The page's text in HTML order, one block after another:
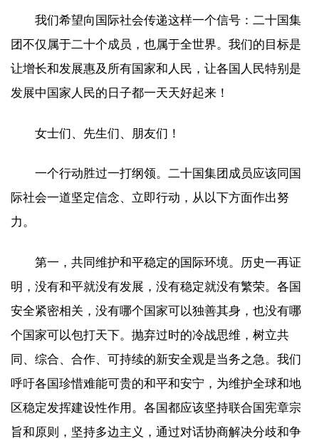
我们希望向国际社会传递这样一个信号：二十国集
团不仅属于二十个成员，也属于全世界。我们的目标是
让增长和发展惠及所有国家和人民，让各国人民特别是
发展中国家人民的日子都一天天好起来！
女士们、先生们、朋友们！
一个行动胜过一打纲领。二十国集团成员应该同国
际社会一道坚定信念、立即行动，从以下方面作出努
力。
第一，共同维护和平稳定的国际环境。历史一再证
明，没有和平就没有发展，没有稳定就没有繁荣。各国
安全紧密相关，没有哪个国家可以独善其身，也没有哪
个国家可以包打天下。抛弃过时的冷战思维，树立共
同、综合、合作、可持续的新安全观是当务之急。我们
呼吁各国珍惜难能可贵的和平和安宁，为维护全球和地
区稳定发挥建设性作用。各国都应该坚持联合国宪章宗
旨和原则，坚持多边主义，通过对话协商解决分歧和争